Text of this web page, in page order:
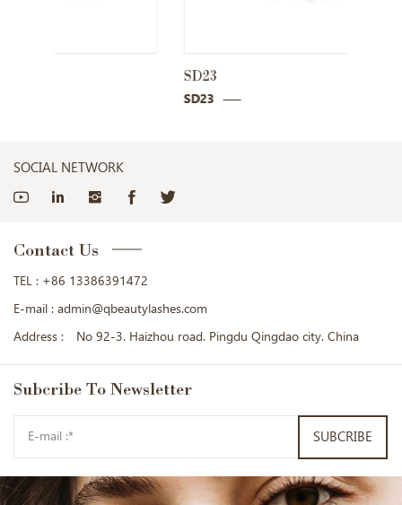
SOCIAL NETWORK
Contact Us
TEL : +86 13386391472
E-mail : admin@qbeautylashes.com
Address :
No 92-3. Haizhou road. Pingdu Qingdao city. China
Subcribe To Newsletter
SUBCRIBE